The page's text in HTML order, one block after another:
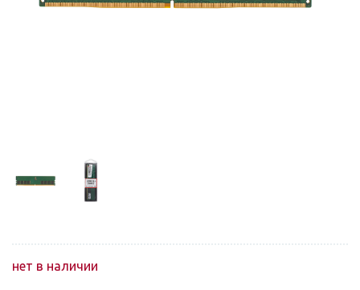
нет в наличии